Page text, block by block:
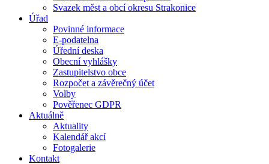
Svazek měst a obcí okresu Strakonice
Úřad
Povinné informace
E-podatelna
Úřední deska
Obecní vyhlášky
Zastupitelstvo obce
Rozpočet a závěrečný účet
Volby
Pověřenec GDPR
Aktuálně
Aktuality
Kalendář akcí
Fotogalerie
Kontakt